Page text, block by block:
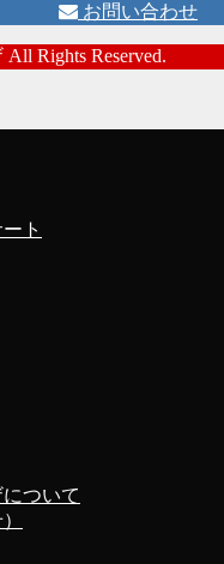
お問い合わせ
Rights Reserved.
ト
ついて